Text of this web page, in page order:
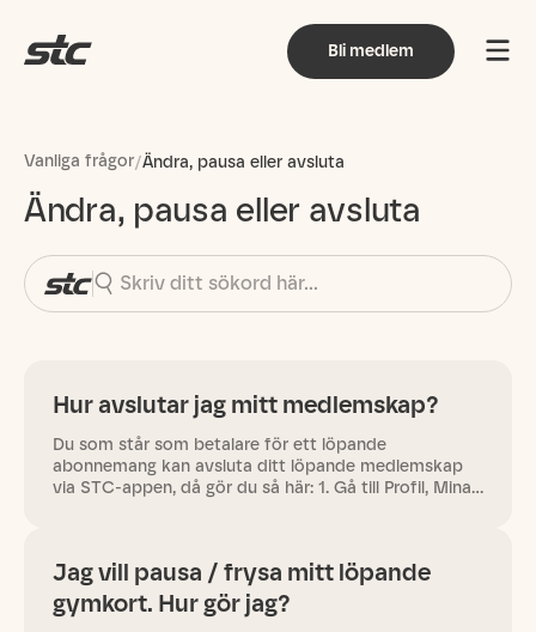
Bli medlem
Vanliga frågor/Ändra, pausa eller avsluta
Ändra, pausa eller avsluta
Hur avslutar jag mitt medlemskap?
Du som står som betalare för ett löpande
abonnemang kan avsluta ditt löpande medlemskap
via STC-appen, då gör du så här: 1. Gå till Profil, Mina
Jag vill pausa / frysa mitt löpande
gymkort. Hur gör jag?